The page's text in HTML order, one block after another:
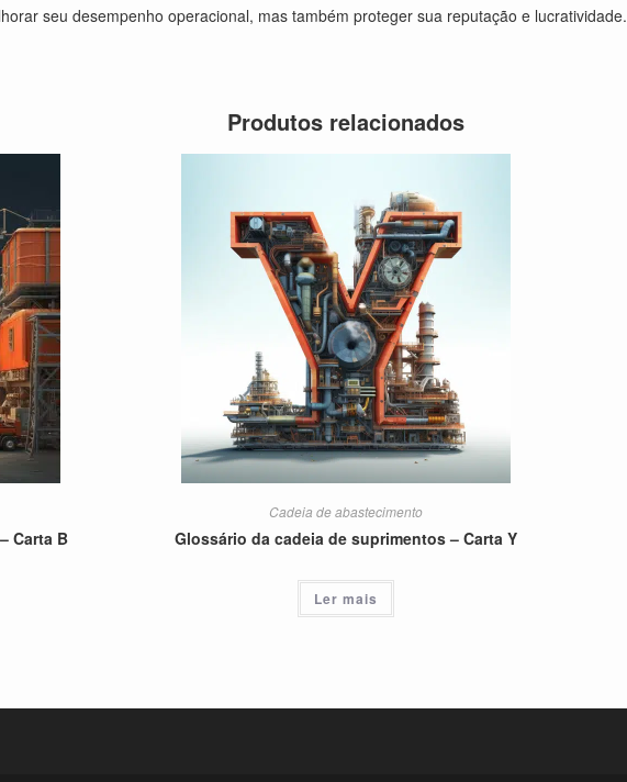
seu desempenho operacional, mas também proteger sua reputação e lucratividade.
Produtos relacionados
Carta B
Cadeia de abastecimento
Glossário da cadeia de suprimentos – Carta Y
Ler mais